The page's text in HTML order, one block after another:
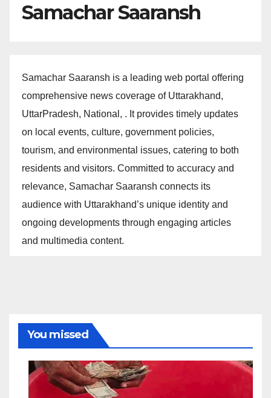
Samachar Saaransh
Samachar Saaransh is a leading web portal offering
comprehensive news coverage of Uttarakhand,
UttarPradesh, National, . It provides timely updates
on local events, culture, government policies,
tourism, and environmental issues, catering to both
residents and visitors. Committed to accuracy and
relevance, Samachar Saaransh connects its
audience with Uttarakhand’s unique identity and
ongoing developments through engaging articles
and multimedia content.
You missed